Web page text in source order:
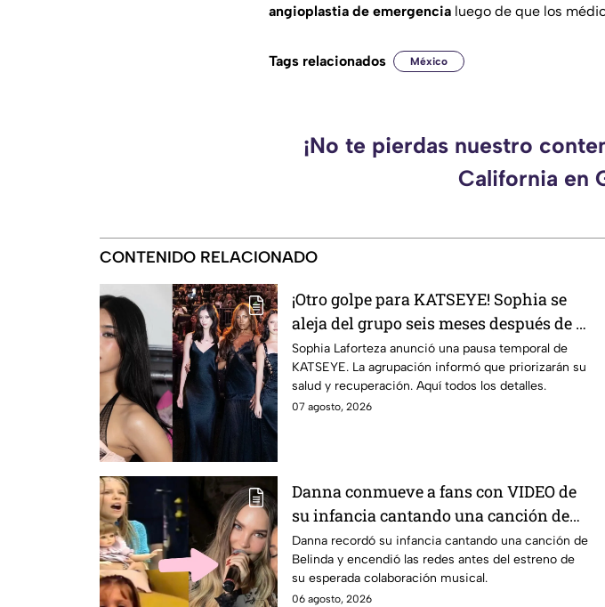
angioplastia de emergencia luego de que los
Tags relacionados México
¡No te pierdas nuestro
California en
CONTENIDO RELACIONADO
¡Otro golpe para KATSEYE! Sophia se
aleja del grupo seis meses después de la
salida de Manon; solo quedan cuatro
integrantes activas
Sophia Laforteza anunció una pausa temporal de
KATSEYE. La agrupación informó que priorizarán su
salud y recuperación. Aquí todos los detalles.
07 agosto, 2026
Danna conmueve a fans con VIDEO de
su infancia cantando una canción de
Belinda y estrena adelanto de ‘La dolce
vita’
Danna recordó su infancia cantando una canción de
Belinda y encendió las redes antes del estreno de
su esperada colaboración musical.
06 agosto, 2026